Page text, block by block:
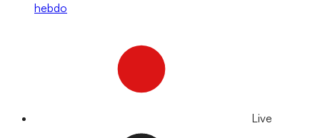
hebdo
Live